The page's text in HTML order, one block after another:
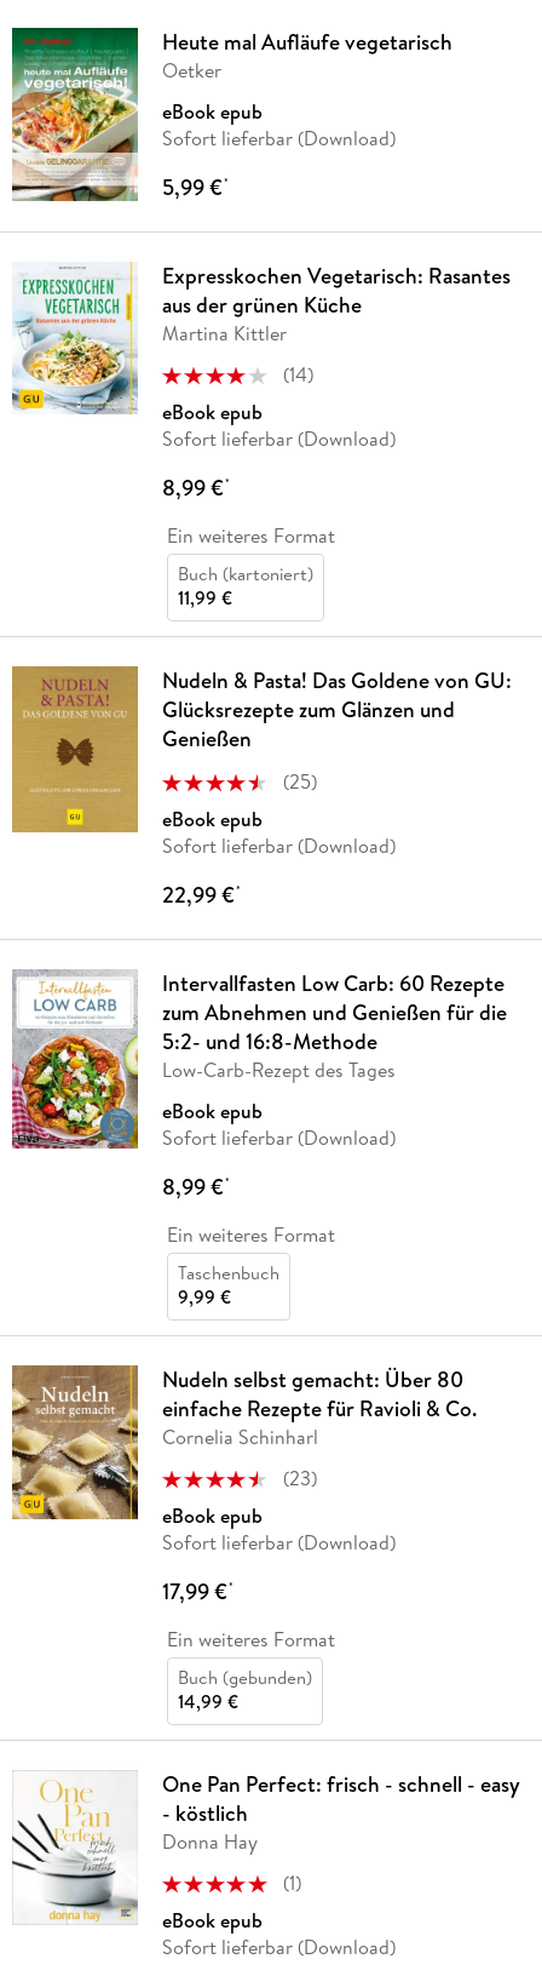
Heute mal Aufläufe vegetarisch
Oetker
eBook epub
Sofort lieferbar (Download)
5,99 €*
Expresskochen Vegetarisch: Rasantes
aus der grünen Küche
Martina Kittler
(14)
eBook epub
Sofort lieferbar (Download)
8,99 €*
Ein weiteres Format
Buch (kartoniert)
11,99 €
Nudeln & Pasta! Das Goldene von GU:
Glücksrezepte zum Glänzen und
Genießen
(25)
eBook epub
Sofort lieferbar (Download)
22,99 €*
Intervallfasten Low Carb: 60 Rezepte
zum Abnehmen und Genießen für die
5:2- und 16:8-Methode
Low-Carb-Rezept des Tages
eBook epub
Sofort lieferbar (Download)
8,99 €*
Ein weiteres Format
Taschenbuch
9,99 €
Nudeln selbst gemacht: Über 80
einfache Rezepte für Ravioli & Co.
Cornelia Schinharl
(23)
eBook epub
Sofort lieferbar (Download)
17,99 €*
Ein weiteres Format
Buch (gebunden)
14,99 €
One Pan Perfect: frisch - schnell - easy
- köstlich
Donna Hay
(1)
eBook epub
Sofort lieferbar (Download)